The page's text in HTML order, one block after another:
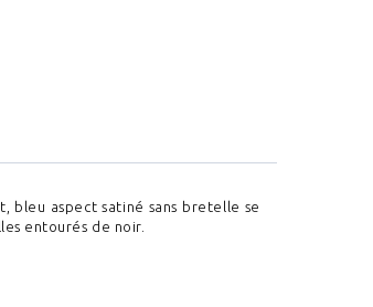
bleu aspect satiné sans bretelle se
entourés de noir.